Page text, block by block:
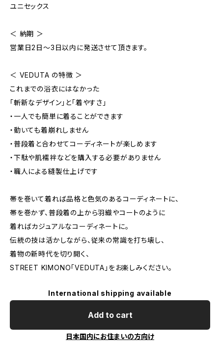
ユニセックス
＜ 納期 ＞
営業日2日〜3日以内に発送させて頂きます。
＜ VEDUTA の特徴 ＞
これまでの浴衣にはなかった
「斬新なデザイン」と「着やすさ」
・一人でも簡単に着ることができます
・動いても着崩れしません
・普段着と合わせてコーディネートが楽しめます
・下駄や肌襦袢などを購入する必要がありません
・職人による縫製仕上げです
帯を巻いて着れば品格と色気のあるコーディネートに、
帯を巻かず、普段着の上から羽織やコートのように
着ればカジュアルなコーディネートに。
伝統の技は活かしながら、従来の常識を打ち壊し、
着物の新時代を切り開く、
STREET KIMONO「VEDUTA」をお楽しみください。
International shipping available
Add to cart
日本国内にお住まいの方向け